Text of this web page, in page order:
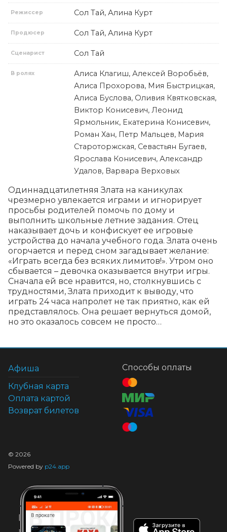
Режиссер Сол Тай, Алина Курт
Продюсер Сол Тай, Алина Курт
Сценарист Сол Тай
В ролях
Алиса Клагиш, Алексей Воробьёв,
Алиса Прохорова, Мия Быстрицкая,
Алиса Буслова, Оливия Квятковская,
Виктор Конисевич, Леонид
Ярмольник, Екатерина Конисевич,
Роман Хан, Петр Мальцев, Мария
Староторжская, Севастьян Бугаев,
Ярослава Конисевич, Александр
Удалов, Варвара Верховых
Одиннадцатилетняя Злата на каникулах
чрезмерно увлекается играми и игнорирует
просьбы родителей помочь по дому и
выполнить школьные летние задания. Отец
наказывает дочь и конфискует ее игровые
устройства до начала учебного года. Злата очень
огорчается и перед сном загадывает желание:
«Играть всегда без всяких лимитов!». Утром оно
сбывается – девочка оказывается внутри игры.
Сначала ей все нравится, но, столкнувшись с
трудностями, Злата приходит к выводу, что
играть 24 часа напролет не так приятно, как ей
представлялось. Она решает вернуться домой,
но это оказалось совсем не просто…
Афиша
Клубная карта
Оплата картой
Возврат билетов
Способы оплаты
© 2026
Powered by p24.app